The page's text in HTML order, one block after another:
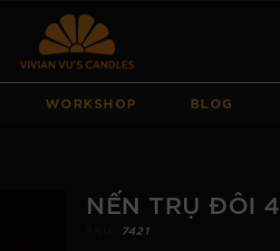
WORKSHOP BLOG
NẾN TRỤ ĐÔI
7421